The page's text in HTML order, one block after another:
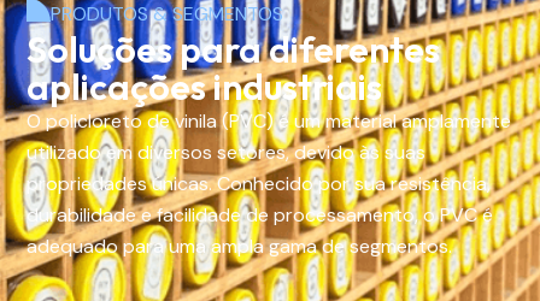
PRODUTOS & SEGMENTOS
Soluções para diferentes
aplicações industriais
O policloreto de vinila (PVC) é um material amplamente
utilizado em diversos setores, devido às suas
propriedades únicas. Conhecido por sua resistência,
durabilidade e facilidade de processamento, o PVC é
adequado para uma ampla gama de segmentos.